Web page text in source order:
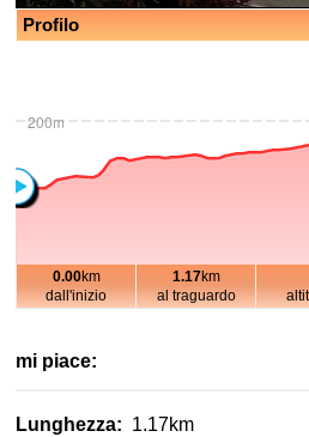
Profilo
100m
200m
0.00km
dall'inizio
1.17km
al traguardo
mi piace:
Lunghezza: 1.17km